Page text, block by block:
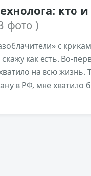
кто
фото )
с
как есть. Во-
на всю жизнь.
в РФ, мне хватило